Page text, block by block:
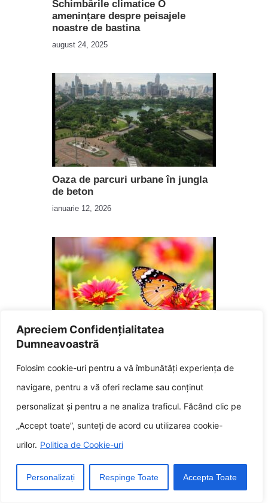
Apreciem Confidențialitatea
Dumneavoastră
Folosim cookie-uri pentru a vă îmbunătăți experiența de
navigare, pentru a vă oferi reclame sau conținut
personalizat și pentru a ne analiza traficul. Făcând clic pe
„Accept toate”, sunteți de acord cu utilizarea cookie-
urilor. Politica de Cookie-uri
Personalizați Respinge Toate Accepta Toate
Schimbările climatice O
amenințare despre peisajele
noastre de bastina
august 24, 2025
Oaza de parcuri urbane în jungla
de beton
ianuarie 12, 2026
Virtute înfloritoare Un auspiciu al
octombrie 22, 2024